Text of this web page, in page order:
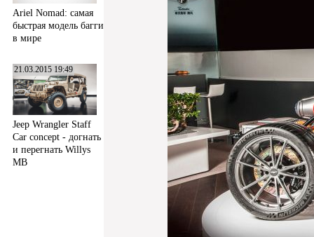
Ariel Nomad: самая
быстрая модель багги
в мире
21.03.2015 19:49
Jeep Wrangler Staff
Car concept - догнать
и перегнать Willys
MB